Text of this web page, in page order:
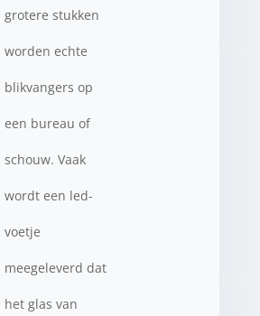
grotere stukken
worden echte
blikvangers op
een bureau of
schouw. Vaak
wordt een led-
voetje
meegeleverd dat
het glas van